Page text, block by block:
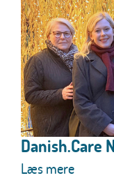
Danish.Care
Læs mere